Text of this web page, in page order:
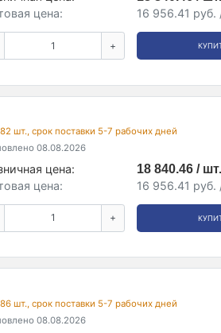
цена:
16 956.41 руб.
+
82 шт., срок поставки 5-7 рабочих дней
08.08.2026
цена:
18 840.46 / шт.
цена:
16 956.41 руб.
+
86 шт., срок поставки 5-7 рабочих дней
08.08.2026